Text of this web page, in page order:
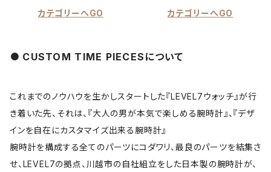
カテゴリーへGO
カテゴリーへGO
CUSTOM TIME PIECESについて
これまでのノウハウを生かしスタートした『LEVEL7ウォッチ』が行
き着いた先、それは、『大人の男が本気で楽しめる腕時計』、『デザ
インを自在にカスタマイズ出来る腕時計』
腕時計を構成する全てのパーツにコダワリ、最良のパーツを結集さ
せ、LEVEL7の拠点、川越市の自社組立をした日本製の腕時計が、